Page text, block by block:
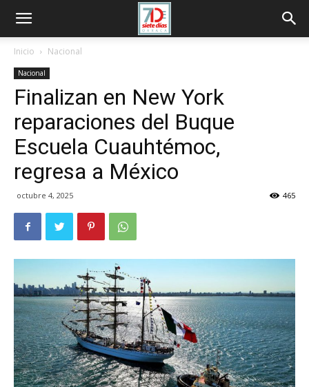
Inicio Nacional
Nacional
Finalizan en New York
reparaciones del Buque
Escuela Cuauhtémoc,
regresa a México
octubre 4, 2025 465